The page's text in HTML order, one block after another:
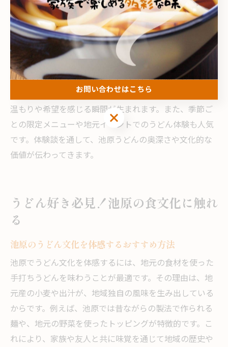
体験談から分かる池原うどんの奥深さ
実際に池原でうどんを味わった人々からは、「麺のコシ
や出汁の深い味わいが忘れられない」「地元ならではの
温かいもてなしに感動した」といった声が聞かれます。
家族や友人と食卓を囲むことで、うどんを通じて地域の
温もりや希望を感じる瞬間が生まれます。また、季節ご
との限定メニューや地元イベントでのうどん体験も人気
です。体験談を通して、池原うどんの奥深さや文化的な
価値が伝わってきます。
うどん好き必見！池原の食文化に触れ
る
池原のうどん文化を体感するおすすめ方法
池原でうどん文化を体感するには、地元の食材を使った
手打ちうどんを味わうことが最適です。その理由は、地
元産の小麦や出汁が、地域独自の風味を生み出している
からです。例えば、池原では昔ながらの製法で作られる
麺や、地元の野菜を使ったトッピングが特徴的です。こ
れにより、家族や友人と共に味覚を通じて地域の歴史や
お問い合わせはこちら
お問い合わせはこちら